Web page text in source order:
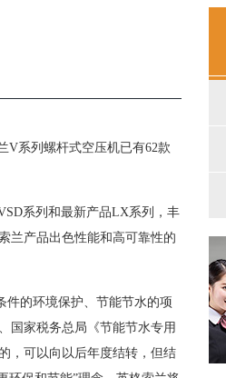
系列螺杆式空压机已有62款
系列和最新产品LX系列，丰
兰产品出色性能和高可靠性的
件的环境保护、节能节水的项
国家税务总局《节能节水专用
，可以向以后年度结转，但结